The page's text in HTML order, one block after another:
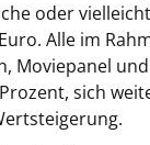
oder
Alle im
Moviepanel
sich